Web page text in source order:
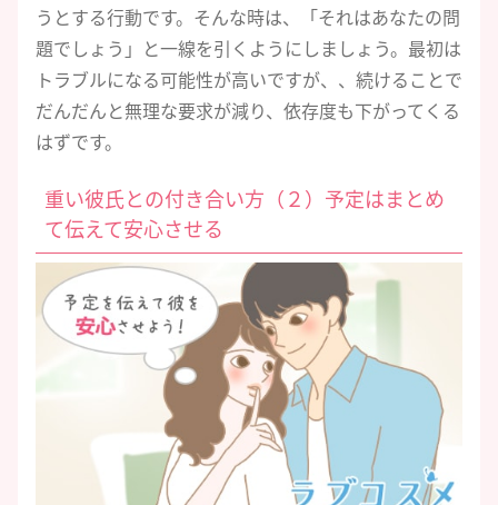
うとする行動です。そんな時は、「それはあなたの問
題でしょう」と一線を引くようにしましょう。最初は
トラブルになる可能性が高いですが、、続けることで
だんだんと無理な要求が減り、依存度も下がってくる
はずです。
重い彼氏との付き合い方（２）予定はまとめ
て伝えて安心させる